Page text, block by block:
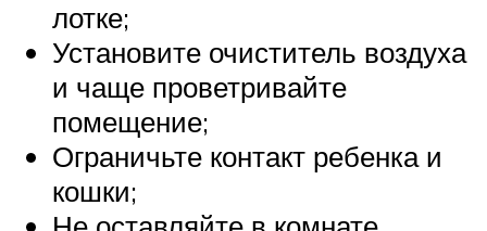
лотке;
Установите очиститель воздуха
и чаще проветривайте
помещение;
Ограничьте контакт ребенка и
кошки;